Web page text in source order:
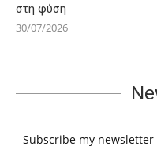
στη φύση
30/07/2026
Subscribe my